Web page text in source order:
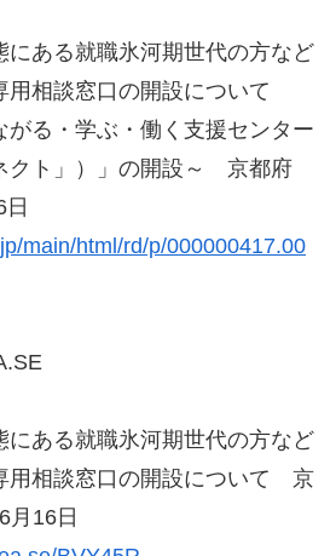
にある就職氷河期世代の方など
用相談窓口の開設について
がる・学ぶ・働く支援センター
クト」）」の開設～ 京都府
main/html/rd/p/000000417.00
にある就職氷河期世代の方など
用相談窓口の開設について 京
16日